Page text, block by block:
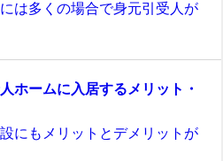
は多くの場合で身元引受人が
ホームに入居するメリット・
にもメリットとデメリットが